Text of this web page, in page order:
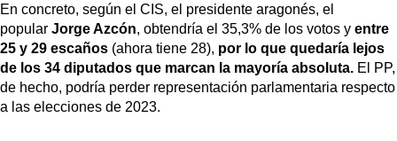
En concreto, según el CIS, el presidente aragonés, el
popular Jorge Azcón, obtendría el 35,3% de los votos y entre
25 y 29 escaños (ahora tiene 28), por lo que quedaría lejos
de los 34 diputados que marcan la mayoría absoluta. El PP,
de hecho, podría perder representación parlamentaria respecto
a las elecciones de 2023.